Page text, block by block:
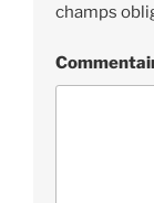
champs